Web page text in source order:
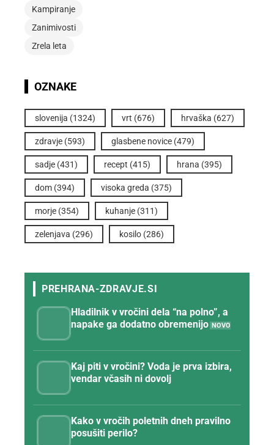
Kampiranje
Zanimivosti
Zrela leta
OZNAKE
slovenija (1324) vrt (676) hrvaška (627)
zdravje (593) glasbene novice (479)
sadje (431) recept (415) hrana (395)
dom (394) visoka greda (375)
morje (354) kuhanje (311)
zelenjava (296) kosilo (286)
Hladilnik v vročini dela “na polno”, a
napake ga dodatno obremenijo
Kaj piti v vročini? Voda je prva izbira,
vendar včasih ni dovolj
Kako v vročih poletnih dneh pravilno
posušiti perilo?